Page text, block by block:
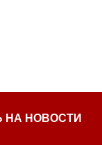
НА НОВОСТИ